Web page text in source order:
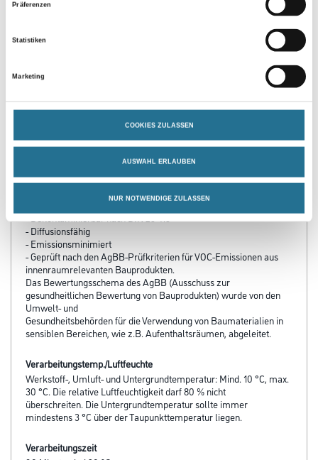
Präferenzen
Statistiken
Marketing
COOKIES ZULASSEN
AUSWAHL ERLAUBEN
NUR NOTWENDIGE ZULASSEN
PRODUKTEIGENSCHAFTEN
Produkteigenschaft
- Desinfektionsmittelbeständig
- Prüfung für die Anwendung in der Lebensmittelindustrie
- Dekontaminierbar nach DIN 25 415
- Diffusionsfähig
- Emissionsminimiert
- Geprüft nach den AgBB-Prüfkriterien für VOC-Emissionen aus
innenraumrelevanten Bauprodukten.
Das Bewertungsschema des AgBB (Ausschuss zur
gesundheitlichen Bewertung von Bauprodukten) wurde von den
Umwelt- und
Gesundheitsbehörden für die Verwendung von Baumaterialien in
sensiblen Bereichen, wie z.B. Aufenthaltsräumen, abgeleitet.
Verarbeitungstemp./Luftfeuchte
Werkstoff-, Umluft- und Untergrundtemperatur: Mind. 10 °C, max.
30 °C. Die relative Luftfeuchtigkeit darf 80 % nicht
überschreiten. Die Untergrundtemperatur sollte immer
mindestens 3 °C über der Taupunkttemperatur liegen.
Verarbeitungszeit